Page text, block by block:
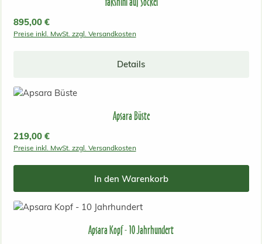
Regulärer Preis:
895,00 €
Preise inkl. MwSt. zzgl. Versandkosten
Details
Apsara Büste
Regulärer Preis:
219,00 €
Preise inkl. MwSt. zzgl. Versandkosten
In den Warenkorb
Apsara Kopf - 10 Jahrhundert